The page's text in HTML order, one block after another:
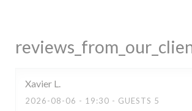
Xavier L
2026-08-06 - 19:30 - GUESTS 5